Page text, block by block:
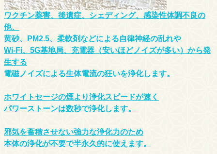
ワクチン薬害、後遺症、シェディング、感染性体調不良の
他、
黄砂、PM2.5、柔軟剤などによる自律神経の乱れや
Wi-Fi、5G基地局、充電器（安いほどノイズが多い）から発
生する
電磁ノイズによる生体電流の狂いを浄化します。
ホワイトセージの煙より浄化スピードが速く
パワーストーンは数秒で浄化します。
邪気を蓄積させない強力な浄化力のため
本体の浄化が不要で半永久的に使えます。